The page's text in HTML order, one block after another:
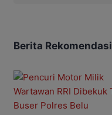
Berita Rekomendasi